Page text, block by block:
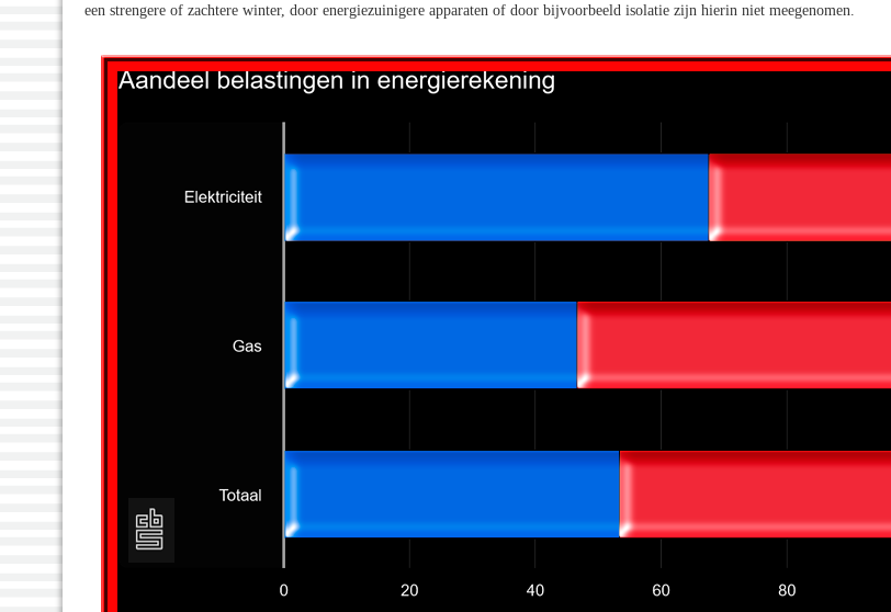
een strengere of zachtere winter, door energiezuinigere apparaten of door bijvoorbeeld isolatie zijn hierin niet meegenomen.